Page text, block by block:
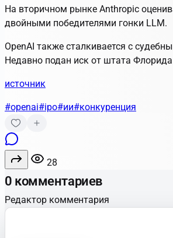
На вторичном рынке Anthropic
двойными победителями гонки LLM.
OpenAI также сталкивается с
Недавно подан иск от штата
источник
#openai#ipo#ии#конкуренция
28
0 комментариев
Редактор комментария